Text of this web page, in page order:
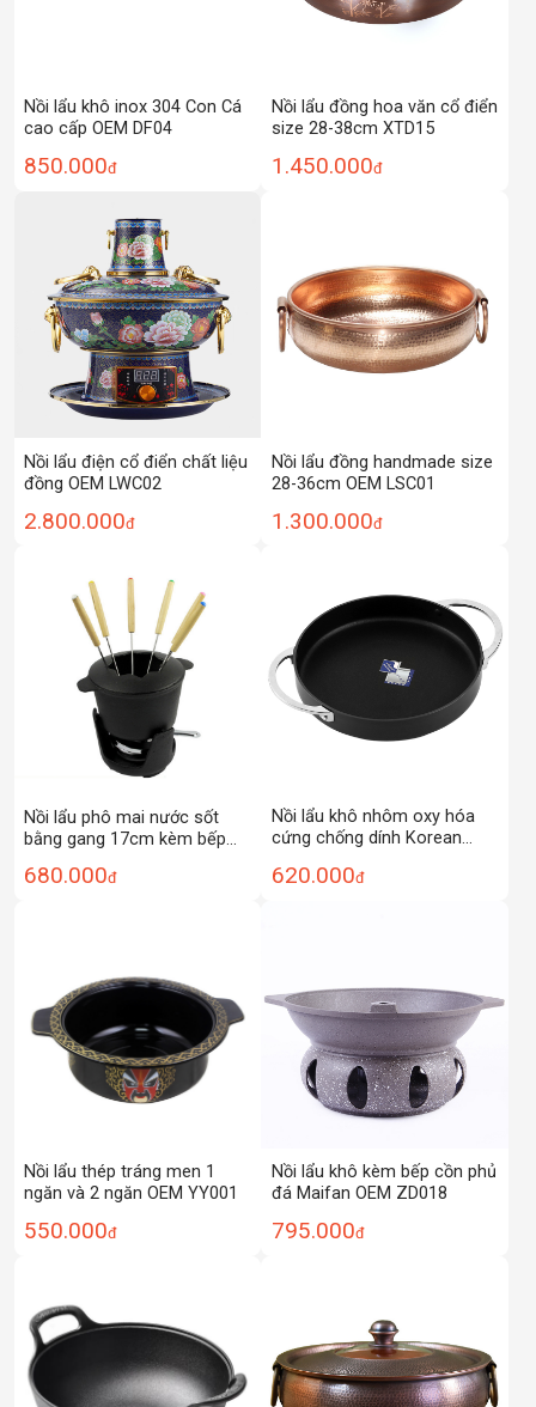
Nồi lẩu khô inox 304 Con Cá
cao cấp OEM DF04
850.000đ
Nồi lẩu đồng hoa văn cổ điển
size 28-38cm XTD15
1.450.000đ
Nồi lẩu điện cổ điển chất liệu
đồng OEM LWC02
2.800.000đ
Nồi lẩu đồng handmade size
28-36cm OEM LSC01
1.300.000đ
Nồi lẩu phô mai nước sốt
bằng gang 17cm kèm bếp
680.000đ
Nồi lẩu khô nhôm oxy hóa
cứng chống dính Korean
620.000đ
Nồi lẩu thép tráng men 1
ngăn và 2 ngăn OEM YY001
550.000đ
Nồi lẩu khô kèm bếp cồn phủ
đá Maifan OEM ZD018
795.000đ